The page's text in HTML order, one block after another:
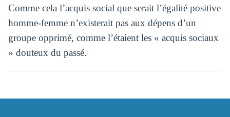
Comme cela l’acquis social que serait l’égalité positive
homme-femme n’existerait pas aux dépens d’un
groupe opprimé, comme l’étaient les « acquis sociaux
» douteux du passé.